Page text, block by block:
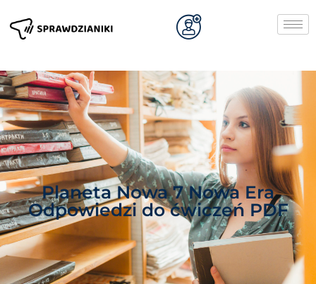
Planeta Nowa 7 Nowa Era
Odpowiedzi do ćwiczeń PDF